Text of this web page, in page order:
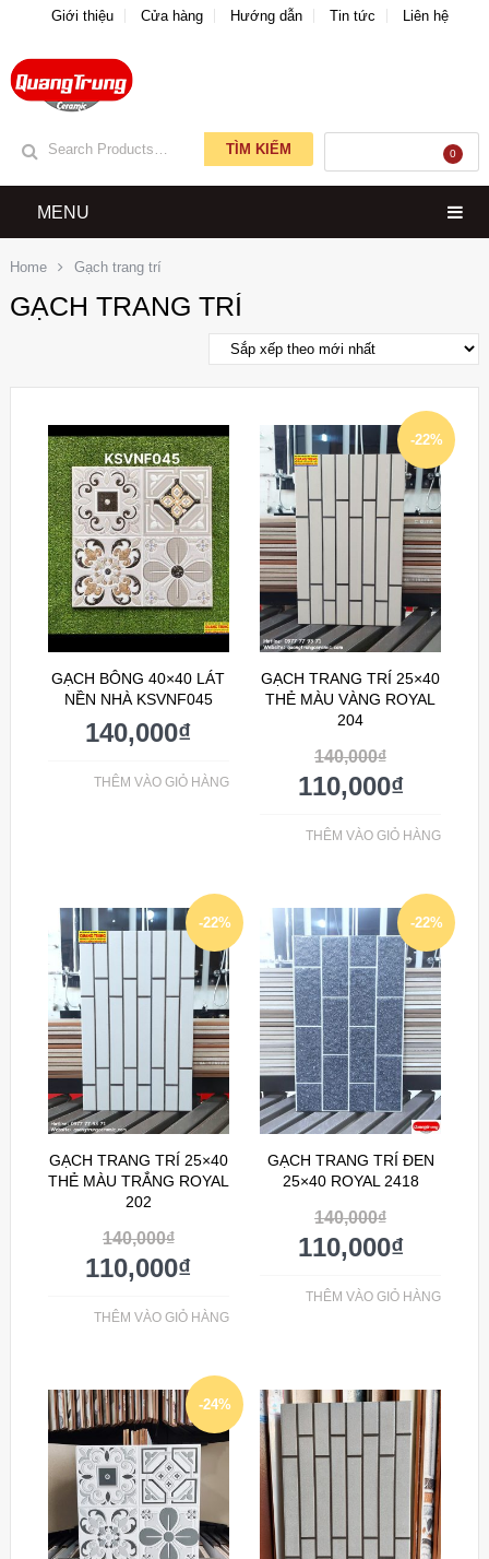
Giới thiệu Cửa hàng Hướng dẫn Tin tức Liên hệ
0
TÌM KIẾM
MENU
Home Gạch trang trí
GẠCH TRANG TRÍ
GẠCH BÔNG 40×40 LÁT
NỀN NHÀ KSVNF045
140,000₫
THÊM VÀO GIỎ HÀNG
-22%
GẠCH TRANG TRÍ 25×40
THẺ MÀU VÀNG ROYAL
204
140,000₫
110,000₫
THÊM VÀO GIỎ HÀNG
-22%
GẠCH TRANG TRÍ 25×40
THẺ MÀU TRẮNG ROYAL
202
140,000₫
110,000₫
THÊM VÀO GIỎ HÀNG
-22%
GẠCH TRANG TRÍ ĐEN
25×40 ROYAL 2418
140,000₫
110,000₫
THÊM VÀO GIỎ HÀNG
-24%